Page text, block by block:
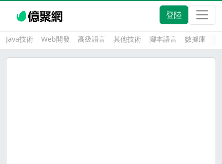
登陸
Java技術 Web開發 高級語言 其他技術 腳本語言 數據庫